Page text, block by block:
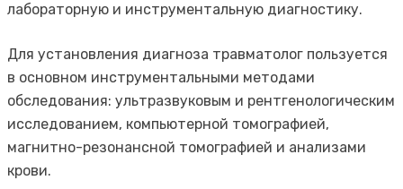
лабораторную и инструментальную диагностику.
Для установления диагноза травматолог пользуется
в основном инструментальными методами
обследования: ультразвуковым и рентгенологическим
исследованием, компьютерной томографией,
магнитно-резонансной томографией и анализами
крови.